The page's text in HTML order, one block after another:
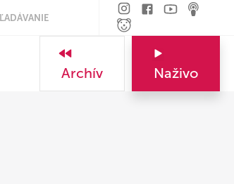
Archív Naživo